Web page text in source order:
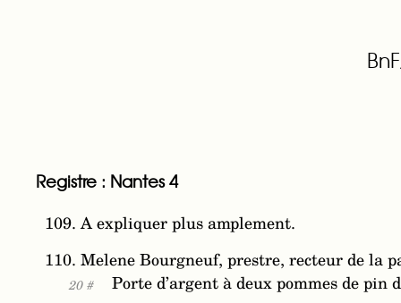
Registre : Nantes 4
109. A expliquer plus amplement.
110. Melene Bourgneuf, prestre, recteur de la
20 # Porte d’argent à deux pommes de pin